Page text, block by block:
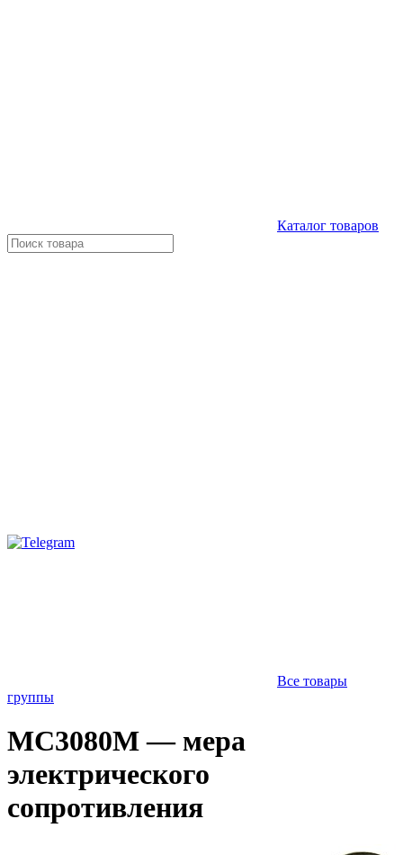
Каталог товаров
Все товары
группы
МС3080М — мера
электрического
сопротивления